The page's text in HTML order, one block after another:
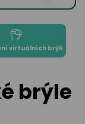
brýle
virtuálních brýlí
brýle